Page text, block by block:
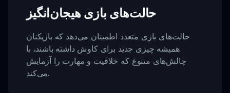
حالت‌های بازی هیجان‌انگیز
حالت‌های بازی متعدد اطمینان می‌دهد که بازیکنان
همیشه چیزی جدید برای کاوش داشته باشند، با
چالش‌های متنوع که خلاقیت و مهارت را آزمایش
می‌کند.